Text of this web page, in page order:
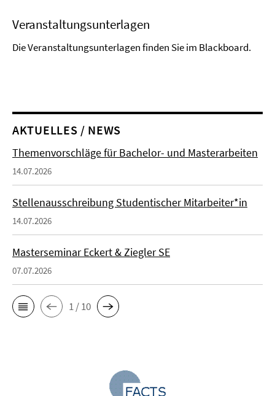
Veranstaltungsunterlagen
Die Veranstaltungsunterlagen finden Sie im Blackboard.
AKTUELLES / NEWS
Themenvorschläge für Bachelor- und Masterarbeiten
14.07.2026
Stellenausschreibung Studentischer Mitarbeiter*in
14.07.2026
Masterseminar Eckert & Ziegler SE
07.07.2026
1 / 10